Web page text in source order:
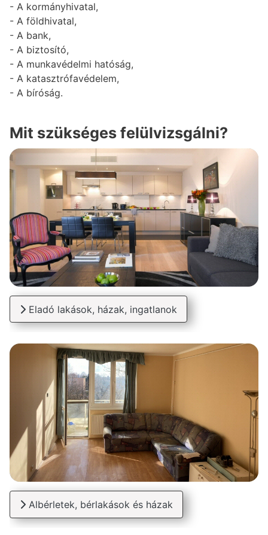
- A kormányhivatal,
- A földhivatal,
- A bank,
- A biztosító,
- A munkavédelmi hatóság,
- A katasztrófavédelem,
- A bíróság.
Mit szükséges felülvizsgálni?
Eladó lakások, házak, ingatlanok
Albérletek, bérlakások és házak